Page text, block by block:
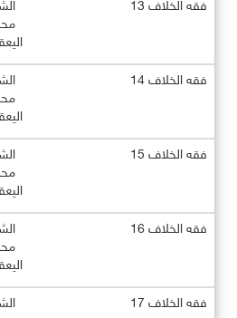
فقه الخلاف 13
فقه الخلاف 14
فقه الخلاف 15
فقه الخلاف 16
فقه الخلاف 17